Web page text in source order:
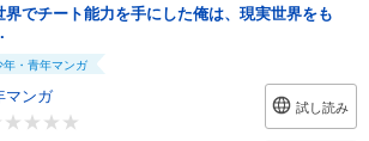
界でチート能力を手にした俺は、現実世界をも
年・青年マンガ
マンガ
試し読み